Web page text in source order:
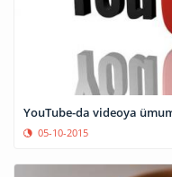
YouTube-da videoya
05-10-2015